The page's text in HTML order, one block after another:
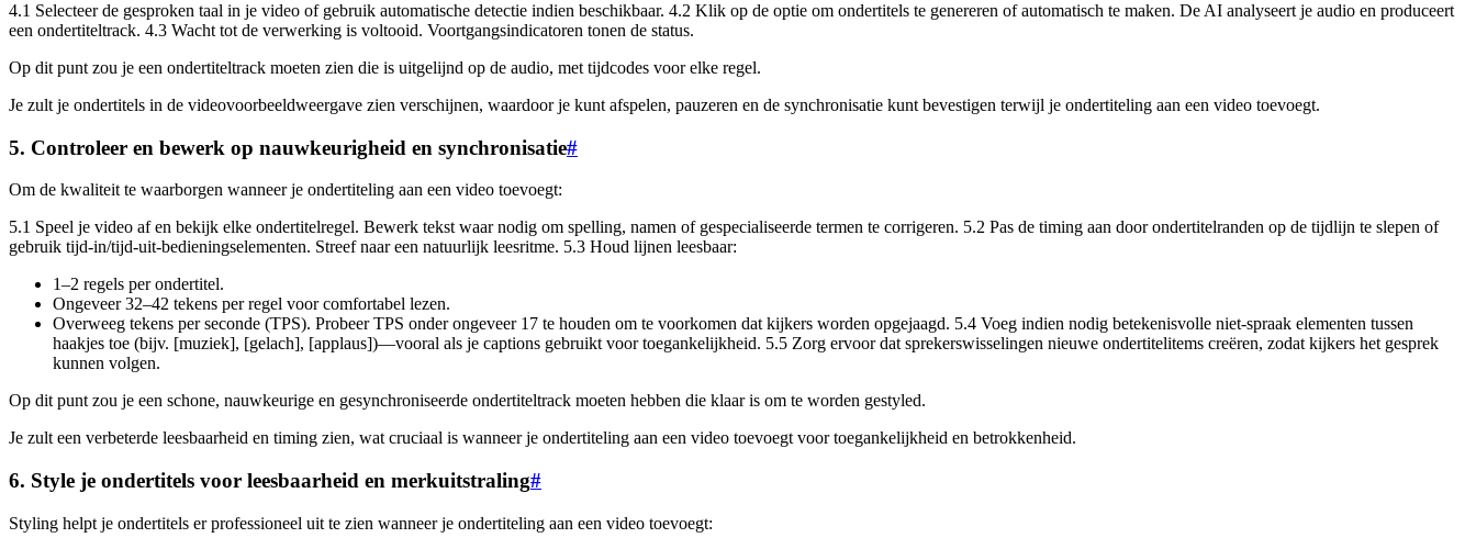
4.1 Selecteer de gesproken taal in je video of gebruik automatische detectie indien beschikbaar. 4.2 Klik op de optie om ondertitels te genereren of automatisch te maken. De AI analyseert je audio en produceert
een ondertiteltrack. 4.3 Wacht tot de verwerking is voltooid. Voortgangsindicatoren tonen de status.
Op dit punt zou je een ondertiteltrack moeten zien die is uitgelijnd op de audio, met tijdcodes voor elke regel.
Je zult je ondertitels in de videovoorbeeldweergave zien verschijnen, waardoor je kunt afspelen, pauzeren en de synchronisatie kunt bevestigen terwijl je ondertiteling aan een video toevoegt.
5. Controleer en bewerk op nauwkeurigheid en synchronisatie#
Om de kwaliteit te waarborgen wanneer je ondertiteling aan een video toevoegt:
5.1 Speel je video af en bekijk elke ondertitelregel. Bewerk tekst waar nodig om spelling, namen of gespecialiseerde termen te corrigeren. 5.2 Pas de timing aan door ondertitelranden op de tijdlijn te slepen of
gebruik tijd-in/tijd-uit-bedieningselementen. Streef naar een natuurlijk leesritme. 5.3 Houd lijnen leesbaar:
1–2 regels per ondertitel.
Ongeveer 32–42 tekens per regel voor comfortabel lezen.
Overweeg tekens per seconde (TPS). Probeer TPS onder ongeveer 17 te houden om te voorkomen dat kijkers worden opgejaagd. 5.4 Voeg indien nodig betekenisvolle niet-spraak elementen tussen
haakjes toe (bijv. [muziek], [gelach], [applaus])—vooral als je captions gebruikt voor toegankelijkheid. 5.5 Zorg ervoor dat sprekerswisselingen nieuwe ondertitelitems creëren, zodat kijkers het gesprek
kunnen volgen.
Op dit punt zou je een schone, nauwkeurige en gesynchroniseerde ondertiteltrack moeten hebben die klaar is om te worden gestyled.
Je zult een verbeterde leesbaarheid en timing zien, wat cruciaal is wanneer je ondertiteling aan een video toevoegt voor toegankelijkheid en betrokkenheid.
6. Style je ondertitels voor leesbaarheid en merkuitstraling#
Styling helpt je ondertitels er professioneel uit te zien wanneer je ondertiteling aan een video toevoegt: